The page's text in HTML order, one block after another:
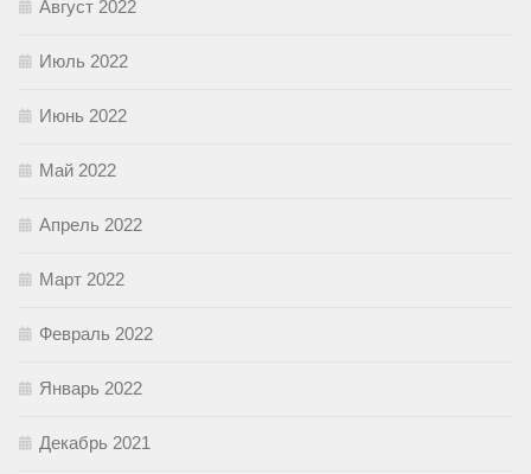
Август 2022
Июль 2022
Июнь 2022
Май 2022
Апрель 2022
Март 2022
Февраль 2022
Январь 2022
Декабрь 2021